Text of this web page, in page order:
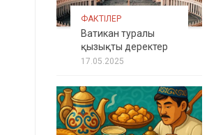
ФАКТІЛЕР
Ватикан туралы
қызықты деректер
17.05.2025